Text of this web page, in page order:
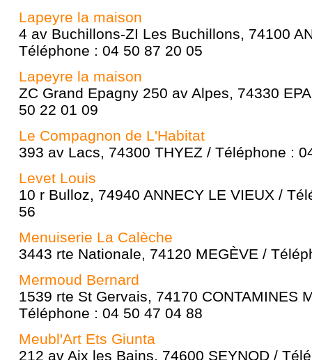
Lapeyre la maison
4 av Buchillons-ZI Les Buchillons, 74100
Téléphone : 04 50 87 20 05
Lapeyre la maison
ZC Grand Epagny 250 av Alpes, 74330
50 22 01 09
Le Compagnon de L'Habitat
393 av Lacs, 74300 THYEZ / Téléphone :
Levet Louis
10 r Bulloz, 74940 ANNECY LE VIEUX /
56
Menuiserie La Calèche
3443 rte Nationale, 74120 MEGÈVE /
Mermoud Bernard
1539 rte St Gervais, 74170 CONTAMINES
Téléphone : 04 50 47 04 88
Meubl'Art Ets Giunta
212 av Aix les Bains, 74600 SEYNOD /